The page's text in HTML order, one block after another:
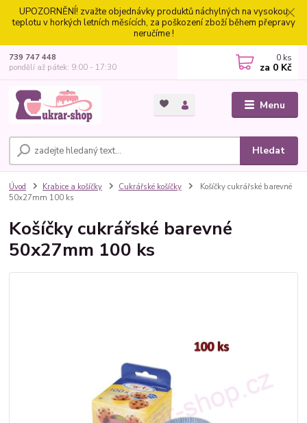
UPOZORNĚNÍ! zvažte objednávky produktů náchylných na vysokou
teplotu v horkých letních měsících, za poškození zboží během přepravy
neručíme !
Menu
Hledat
739 747 448
pondělí až pátek: 9:00 - 17:30
0 ks
za 0 Kč
Úvod Krabice a košíčky Cukrářské košíčky
Košíčky cukrářské barevné
50x27mm 100 ks
Košíčky cukrářské barevné
50x27mm 100 ks